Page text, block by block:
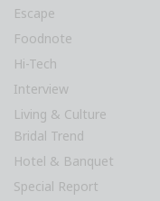
Escape
Foodnote
Hi-Tech
Interview
Living & Culture
Bridal Trend
Hotel & Banquet
Special Report